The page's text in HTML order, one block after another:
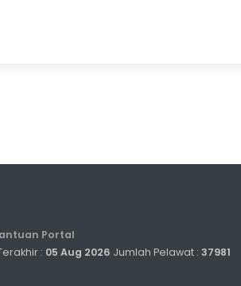
Portal
: 05 Aug 2026 Jumlah Pelawat : 37981